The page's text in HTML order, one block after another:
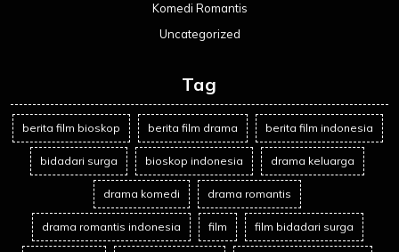
Komedi Romantis
Uncategorized
Tag
berita film bioskop berita film drama berita film indonesia
bidadari surga bioskop indonesia drama keluarga
drama komedi drama romantis
drama romantis indonesia film film bidadari surga